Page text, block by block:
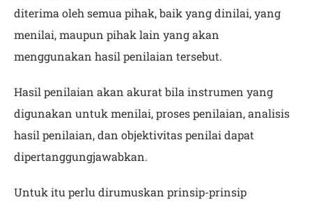
diterima oleh semua pihak, baik yang dinilai, yang
menilai, maupun pihak lain yang akan
menggunakan hasil penilaian tersebut.
Hasil penilaian akan akurat bila instrumen yang
digunakan untuk menilai, proses penilaian, analisis
hasil penilaian, dan objektivitas penilai dapat
dipertanggungjawabkan.
Untuk itu perlu dirumuskan prinsip-prinsip